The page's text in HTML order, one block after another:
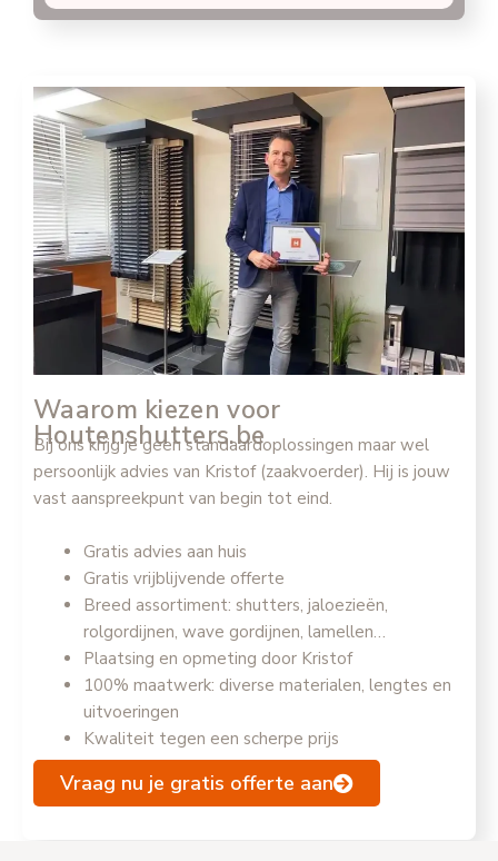
Waarom kiezen voor
Houtenshutters.be
Bij ons krijg je geen standaardoplossingen maar wel
persoonlijk advies van Kristof (zaakvoerder). Hij is jouw
vast aanspreekpunt van begin tot eind.
Gratis advies aan huis
Gratis vrijblijvende offerte
Breed assortiment: shutters, jaloezieën,
rolgordijnen, wave gordijnen, lamellen…
Plaatsing en opmeting door Kristof
100% maatwerk: diverse materialen, lengtes en
uitvoeringen
Kwaliteit tegen een scherpe prijs
Vraag nu je gratis offerte aan